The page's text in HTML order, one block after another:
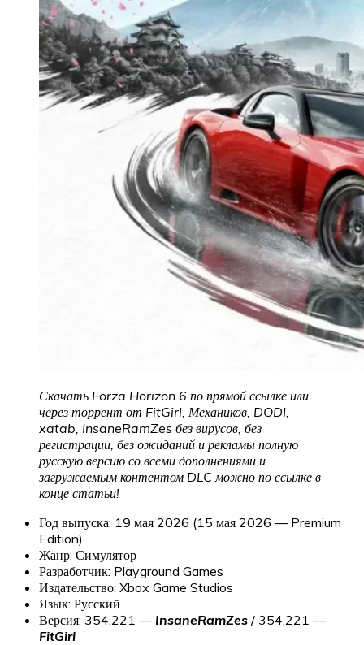
Скачать Forza Horizon 6 по прямой ссылке или
через торрент от FitGirl, Механиков, DODI,
xatab, InsaneRamZes без вирусов, без
регистрации, без ожиданий и рекламы полную
русскую версию со всеми дополнениями и
загружаемым контентом DLC можно по ссылке в
конце статьи!
Год выпуска: 19 мая 2026 (15 мая 2026 — Premium
Edition)
Жанр: Симулятор
Разработчик: Playground Games
Издательство: Xbox Game Studios
Язык: Русский
Версия: 354.221 — InsaneRamZes / 354.221 —
FitGirl